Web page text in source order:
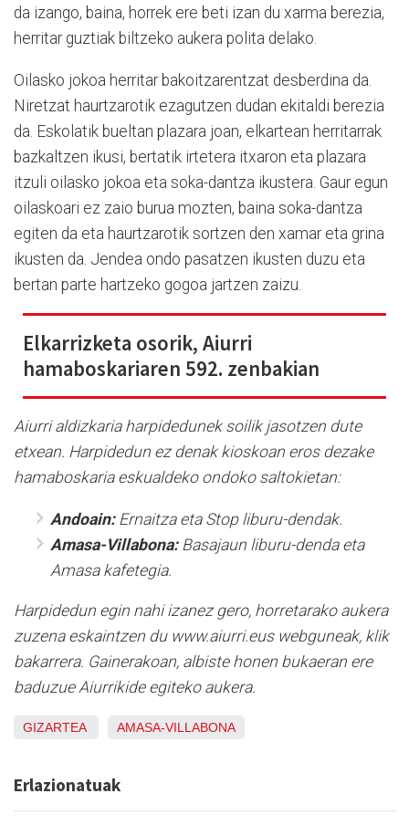
da izango, baina, horrek ere beti izan du xarma berezia,
herritar guztiak biltzeko aukera polita delako.
Oilasko jokoa herritar bakoitzarentzat desberdina da.
Niretzat haurtzarotik ezagutzen dudan ekitaldi berezia
da. Eskolatik bueltan plazara joan, elkartean herritarrak
bazkaltzen ikusi, bertatik irtetera itxaron eta plazara
itzuli oilasko jokoa eta soka-dantza ikustera. Gaur egun
oilaskoari ez zaio burua mozten, baina soka-dantza
egiten da eta haurtzarotik sortzen den xamar eta grina
ikusten da. Jendea ondo pasatzen ikusten duzu eta
bertan parte hartzeko gogoa jartzen zaizu.
Elkarrizketa osorik, Aiurri
hamaboskariaren 592. zenbakian
Aiurri aldizkaria harpidedunek soilik jasotzen dute
etxean. Harpidedun ez denak kioskoan eros dezake
hamaboskaria eskualdeko ondoko saltokietan:
Andoain: Ernaitza eta Stop liburu-dendak.
Amasa-Villabona:Basajaun liburu-denda eta
Amasa kafetegia.
Harpidedun egin nahi izanez gero, horretarako aukera
zuzena eskaintzen du www.aiurri.eus webguneak, klik
bakarrera. Gainerakoan, albiste honen bukaeran ere
baduzue Aiurrikide egiteko aukera.
GIZARTEA AMASA-VILLABONA
Erlazionatuak